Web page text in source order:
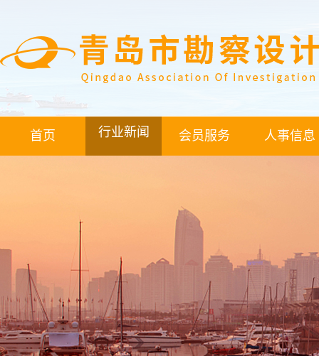
首页 行业新闻 会员服务 人事信息